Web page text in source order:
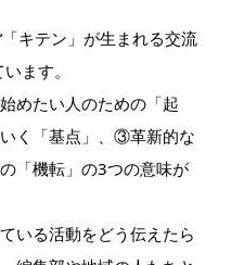
キテン」が生まれる交流
ます。
めたい人のための「起
く「基点」、③革新的な
「機転」の3つの意味が
いる活動をどう伝えたら